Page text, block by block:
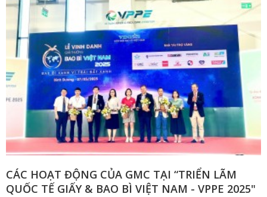
CÁC HOẠT ĐỘNG CỦA GMC TẠI “TRIỂN LÃM
QUỐC TẾ GIẤY & BAO BÌ VIỆT NAM - VPPE 2025"